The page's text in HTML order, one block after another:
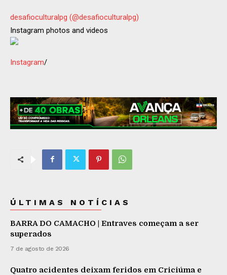
desafioculturalpg (@desafioculturalpg)
Instagram photos and videos
Instagram/
ÚLTIMAS NOTÍCIAS
BARRA DO CAMACHO | Entraves começam a ser
superados
7 de agosto de 2026
Quatro acidentes deixam feridos em Criciúma e